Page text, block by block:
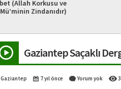
Gaziantep Saçaklı
Gaziantep 7 yıl önce Yorum yok